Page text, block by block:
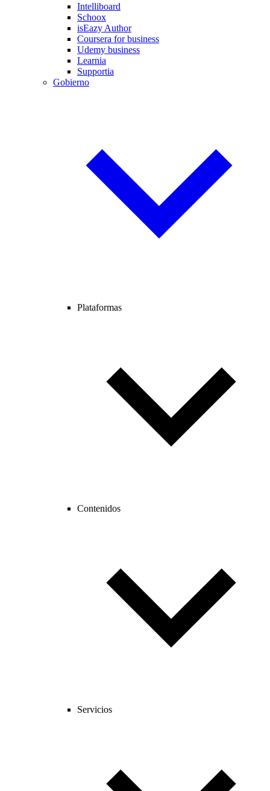
Intelliboard
Schoox
isEazy Author
Coursera for business
Udemy business
Learnia
Supportia
Gobierno
Plataformas
Contenidos
Servicios